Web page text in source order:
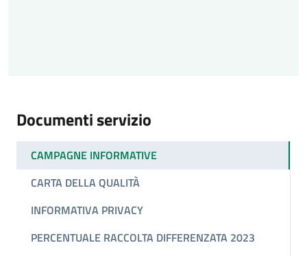
Documenti servizio
CAMPAGNE INFORMATIVE
CARTA DELLA QUALITÀ
INFORMATIVA PRIVACY
PERCENTUALE RACCOLTA DIFFERENZATA 2023